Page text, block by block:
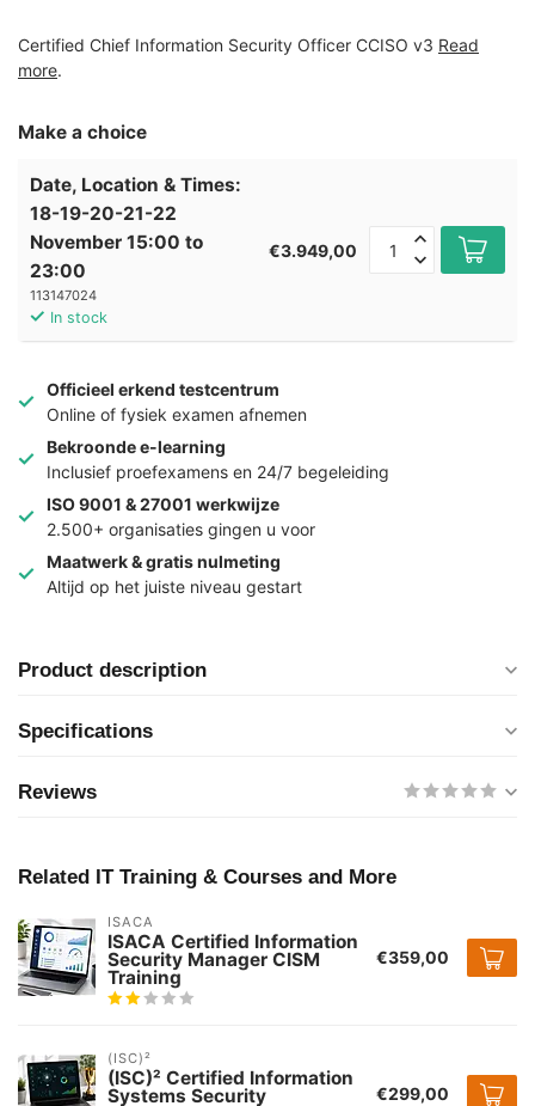
Certified Chief Information Security Officer CCISO v3 Read
more.
Make a choice
Date, Location & Times:
18-19-20-21-22
November 15:00 to
23:00
113147024
In stock
€3.949,00
Officieel erkend testcentrum
Online of fysiek examen afnemen
Bekroonde e-learning
Inclusief proefexamens en 24/7 begeleiding
ISO 9001 & 27001 werkwijze
2.500+ organisaties gingen u voor
Maatwerk & gratis nulmeting
Altijd op het juiste niveau gestart
Product description
Specifications
Reviews
Related IT Training & Courses and More
ISACA
ISACA Certified Information
Security Manager CISM
Training
€359,00
(ISC)²
(ISC)² Certified Information
Systems Security €299,00